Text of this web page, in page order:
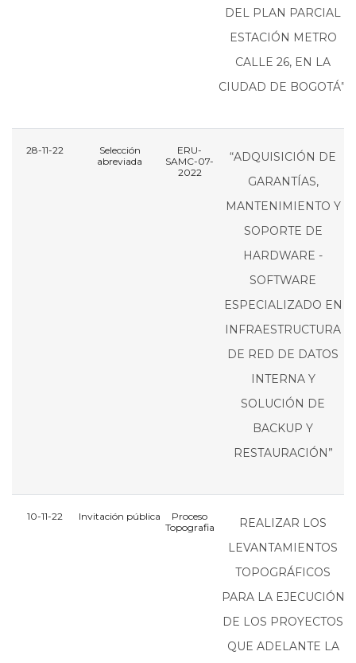
DEL PLAN PARCIAL
ESTACIÓN METRO
CALLE 26, EN LA
CIUDAD DE BOGOTÁ”.
28-11-22
Selección
abreviada
ERU-
SAMC-07-
2022
“ADQUISICIÓN DE
GARANTÍAS,
MANTENIMIENTO Y
SOPORTE DE
HARDWARE -
SOFTWARE
ESPECIALIZADO EN
INFRAESTRUCTURA
DE RED DE DATOS
INTERNA Y
SOLUCIÓN DE
BACKUP Y
RESTAURACIÓN”
10-11-22 Invitación pública
Proceso
Topografia
REALIZAR LOS
LEVANTAMIENTOS
TOPOGRÁFICOS
PARA LA EJECUCIÓN
DE LOS PROYECTOS
QUE ADELANTE LA